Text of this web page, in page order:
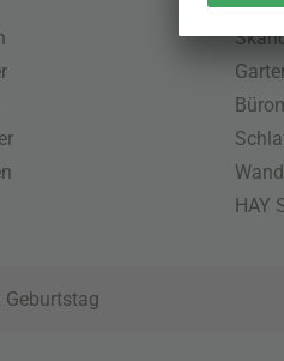
HAY
Geburtstag